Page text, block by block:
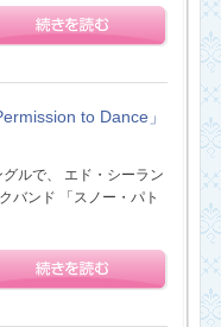
to Dance」
ルで、 エド・シーラン
バンド 「スノー・パト